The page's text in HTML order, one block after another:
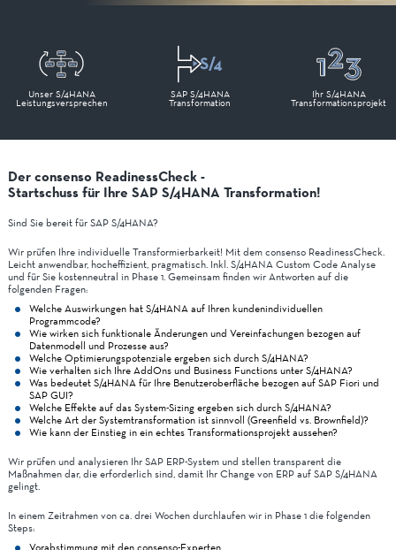
Unser S/4HANA
Leistungsversprechen
SAP S/4HANA
Transformation
Ihr S/4HANA
Transformationsprojekt
Der consenso ReadinessCheck -
Startschuss für Ihre SAP S/4HANA Transformation!
Sind Sie bereit für SAP S/4HANA?
Wir prüfen Ihre individuelle Transformierbarkeit! Mit dem consenso ReadinessCheck.
Leicht anwendbar, hocheffizient, pragmatisch. Inkl. S/4HANA Custom Code Analyse
und für Sie kostenneutral in Phase 1. Gemeinsam finden wir Antworten auf die
folgenden Fragen:
Welche Auswirkungen hat S/4HANA auf Ihren kundenindividuellen
Programmcode?
Wie wirken sich funktionale Änderungen und Vereinfachungen bezogen auf
Datenmodell und Prozesse aus?
Welche Optimierungspotenziale ergeben sich durch S/4HANA?
Wie verhalten sich Ihre AddOns und Business Functions unter S/4HANA?
Was bedeutet S/4HANA für Ihre Benutzeroberfläche bezogen auf SAP Fiori und
SAP GUI?
Welche Effekte auf das System-Sizing ergeben sich durch S/4HANA?
Welche Art der Systemtransformation ist sinnvoll (Greenfield vs. Brownfield)?
Wie kann der Einstieg in ein echtes Transformationsprojekt aussehen?
Wir prüfen und analysieren Ihr SAP ERP-System und stellen transparent die
Maßnahmen dar, die erforderlich sind, damit Ihr Change von ERP auf SAP S/4HANA
gelingt.
In einem Zeitrahmen von ca. drei Wochen durchlaufen wir in Phase 1 die folgenden
Steps: